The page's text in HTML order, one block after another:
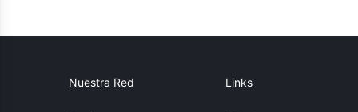
Nuestra Red Links